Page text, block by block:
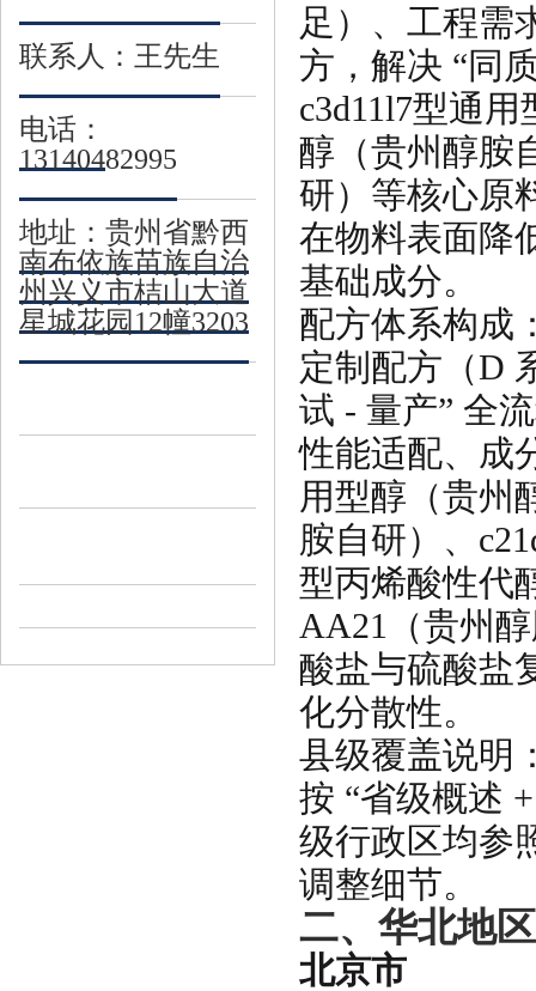
联系人：王先生
电话：
13140482995
地址：贵州省黔西
南布依族苗族自治
州兴义市桔山大道
星城花园12幢3203
足）、工程需
方，解决 “同
c3d11l7型通
醇（贵州醇胺
研）等核心原
在物料表面降
基础成分。
配方体系构成
定制配方（D
试 - 量产” 全
性能适配、成
用型醇（贵州
胺自研）、
型丙烯酸性代
AA21（贵州
酸盐与硫酸盐
化分散性。
县级覆盖说明
按 “省级概述
级行政区均参
调整细节。
二、华北地
北京市